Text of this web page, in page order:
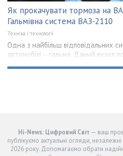
Як прокачувати тормоза на
Гальмівна система ВАЗ-2110
Техніка і технології
Одна з найбільш відповідальних
автомобілі – гальма. Даний вузол
Hi-News: Цифровий Світ — ваш
публікуємо актуальні огляди,
2026 року. Допомагаємо обрати